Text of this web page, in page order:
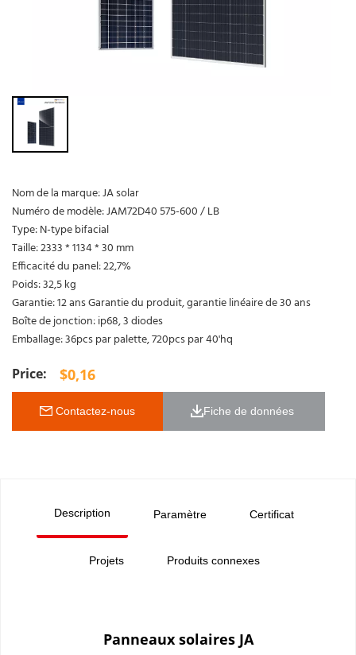
Nom de la marque: JA solar
Numéro de modèle: JAM72D40 575-600 / LB
Type: N-type bifacial
Taille: 2333 * 1134 * 30 mm
Efficacité du panel: 22,7%
Poids: 32,5 kg
Garantie: 12 ans Garantie du produit, garantie linéaire de 30 ans
Boîte de jonction: ip68, 3 diodes
Emballage: 36pcs par palette, 720pcs par 40'hq
$0,16
Contactez-nous Fiche de données
Description Paramètre Certificat
Projets Produits connexes
Panneaux solaires JA